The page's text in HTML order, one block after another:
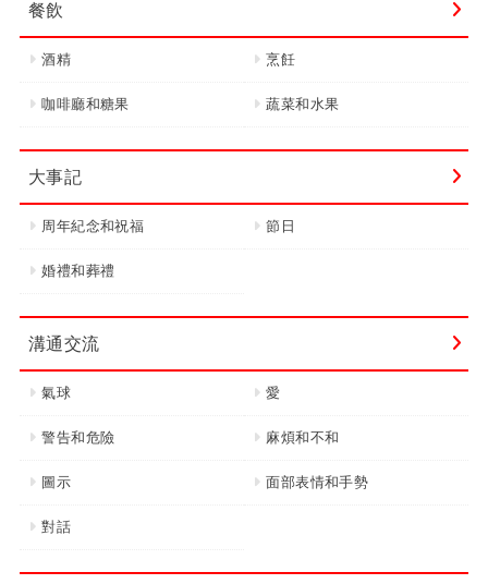
餐飲
酒精 烹飪
咖啡廳和糖果 蔬菜和水果
大事記
周年紀念和祝福 節日
婚禮和葬禮
溝通交流
氣球 愛
警告和危險 麻煩和不和
圖示 面部表情和手勢
對話